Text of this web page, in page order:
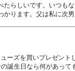
らしいです。いつも
ります。父は私に次
ズを買いプレゼン
生日なら何があっ